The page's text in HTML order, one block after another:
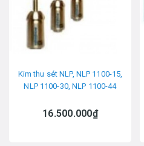
Kim thu sét NLP, NLP 1100-15,
NLP 1100-30, NLP 1100-44
16.500.000₫